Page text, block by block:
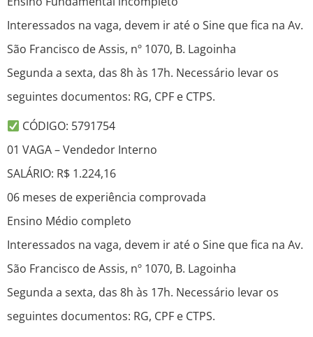
Interessados na vaga, devem ir até o Sine que fica na Av.
São Francisco de Assis, nº 1070, B. Lagoinha
Segunda a sexta, das 8h às 17h. Necessário levar os
seguintes documentos: RG, CPF e CTPS.
CÓDIGO: 5791754
01 VAGA – Vendedor Interno
SALÁRIO: R$ 1.224,16
06 meses de experiência comprovada
Ensino Médio completo
Interessados na vaga, devem ir até o Sine que fica na Av.
São Francisco de Assis, nº 1070, B. Lagoinha
Segunda a sexta, das 8h às 17h. Necessário levar os
seguintes documentos: RG, CPF e CTPS.